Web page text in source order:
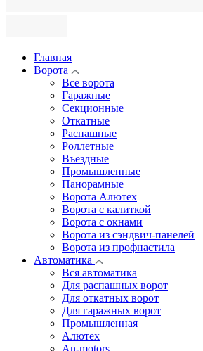
Главная
Ворота
Все ворота
Гаражные
Секционные
Откатные
Распашные
Роллетные
Въездные
Промышленные
Панорамные
Ворота Алютех
Ворота с калиткой
Ворота c окнами
Ворота из сэндвич-панелей
Ворота из профнастила
Автоматика
Вся автоматика
Для распашных ворот
Для откатных ворот
Для гаражных ворот
Промышленная
Алютех
An-motors